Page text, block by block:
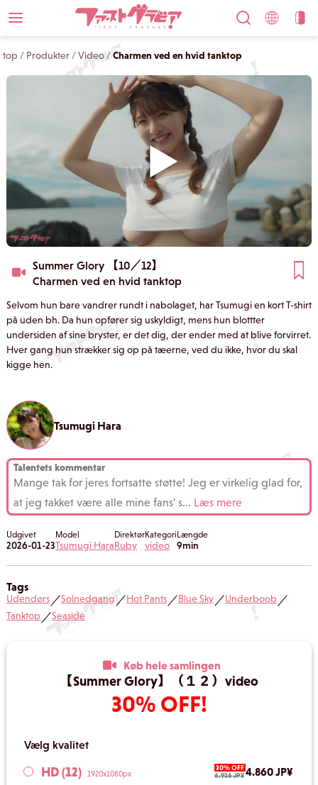
top / Produkter /Video/Charmen ved en hvid tanktop
Summer Glory 【10／12】
Charmen ved en hvid tanktop
Selvom hun bare vandrer rundt i nabolaget, har Tsumugi en kort T-shirt
på uden bh. Da hun opfører sig uskyldigt, mens hun blottter
undersiden af sine bryster, er det dig, der ender med at blive forvirret.
Hver gang hun strækker sig op på tæerne, ved du ikke, hvor du skal
kigge hen.
Tsumugi Hara
Talentets kommentar
Mange tak for jeres fortsatte støtte! Jeg er virkelig glad for,
at jeg takket være alle mine fans' s... Læs mere
Udgivet
2026-01-23
Model
Tsumugi Hara
Direktør
Ruby
Kategori
video
Længde
9min
Tags
Udendørs／Solnedgang ／Hot Pants／Blue Sky／Underboob／
Tanktop／Seaside
Køb hele samlingen
【Summer Glory】（１２）video
30% OFF!
Vælg kvalitet
HD (12) 1920x1080px
30% OFF
6.936 JP¥4.860 JP¥